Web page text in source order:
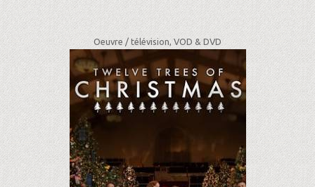
Oeuvre / télévision, VOD & DVD